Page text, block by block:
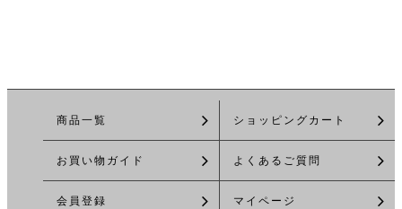
商品一覧 ショッピングカート
お買い物ガイド よくあるご質問
会員登録 マイページ